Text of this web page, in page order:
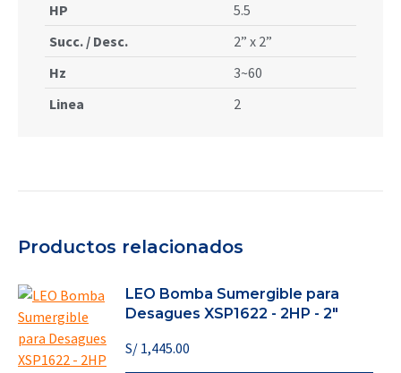
HP
5.5
Succ. / Desc.
2” x 2”
Hz
3~60
Linea
2
Productos relacionados
LEO Bomba Sumergible para
Desagues XSP1622 - 2HP - 2"
S/ 1,445.00